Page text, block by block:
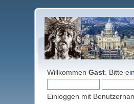
WillkommenGast . Bitte
Einloggen mit